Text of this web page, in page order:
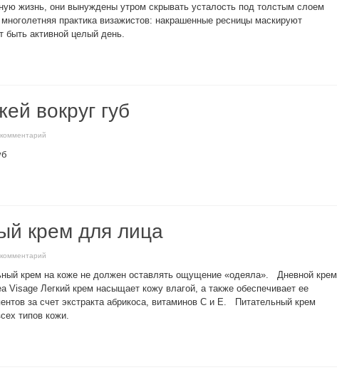
жизнь, они вынуждены утром скрывать усталость под толстым слоем
практика визажистов: накрашенные ресницы маскируют
быть активной целый день.
вокруг губ
крем для лица
крем на коже не должен оставлять ощущение «одеяла». Дневной крем
Visage Легкий крем насыщает кожу влагой, а также обеспечивает ее
за счет экстракта абрикоса, витаминов С и Е. Питательный крем
типов кожи.